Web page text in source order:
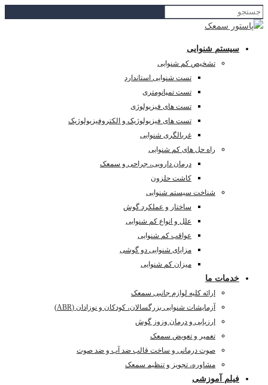
سیستم شنوایی
تشخیص کم شنوایی
تست شنوایی استاندارد
تست تمپانومتری
تست های فیزیولوژی
تست های فیزیولوژیک و الکتروفیزیولوژیک
غربالگری شنوایی
راه حل های کم شنوایی
درمان دارویی، جراحی و سمعک
کاشت حلزون
شناخت سیستم شنوایی
ساختار و عملکرد گوش
علل و انواع کم شنوایی
عواقب کم شنوایی
مزایای شنوایی دو گوشی
میزان کم شنوایی
خدمات ما
ارائه کلیه لوازم جانبی سمعک
آزمایشات شنوایی بزرگسالان، کودکان و نوزادان (ABR)
ارزیابی و درمان وزوز گوش
تعمیر و تعویض سمعک
صوت درمانی و ساخت قالب ضد آب و ضد صوت
مشاوره، تجویز و تنظیم سمعک
فیلم آموزشی